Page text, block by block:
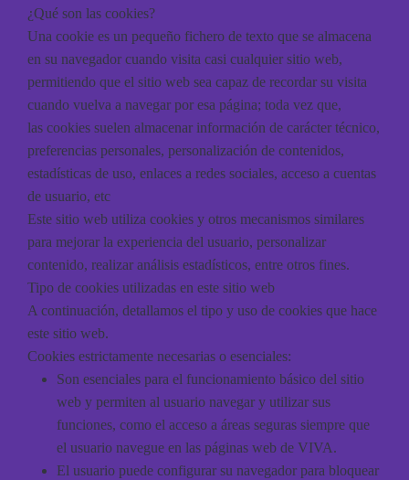
¿Qué son las cookies?
Una cookie es un pequeño fichero de texto que se almacena
en su navegador cuando visita casi cualquier sitio web,
permitiendo que el sitio web sea capaz de recordar su visita
cuando vuelva a navegar por esa página; toda vez que,
las cookies suelen almacenar información de carácter técnico,
preferencias personales, personalización de contenidos,
estadísticas de uso, enlaces a redes sociales, acceso a cuentas
de usuario, etc
Este sitio web utiliza cookies y otros mecanismos similares
para mejorar la experiencia del usuario, personalizar
contenido, realizar análisis estadísticos, entre otros fines.
Tipo de cookies utilizadas en este sitio web
A continuación, detallamos el tipo y uso de cookies que hace
este sitio web.
Cookies estrictamente necesarias o esenciales:
Son esenciales para el funcionamiento básico del sitio
web y permiten al usuario navegar y utilizar sus
funciones, como el acceso a áreas seguras siempre que
el usuario navegue en las páginas web de VIVA.
El usuario puede configurar su navegador para bloquear